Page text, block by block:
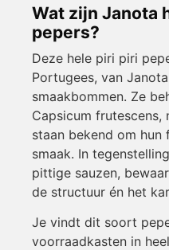
Wat zijn Janota
pepers?
Deze hele piri piri
Portugees, van
smaakbommen. Ze
Capsicum frutescens,
staan bekend om
smaak. In
pittige sauzen,
de structuur én het
Je vindt dit soort
voorraadkasten in